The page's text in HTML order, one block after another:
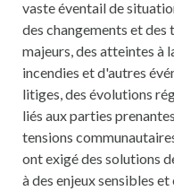
vaste éventail de
des changements et
majeurs, des atteintes à
incendies et d'autres
litiges, des évolutions
liés aux parties
tensions
ont exigé des solutions
à des enjeux sensibles